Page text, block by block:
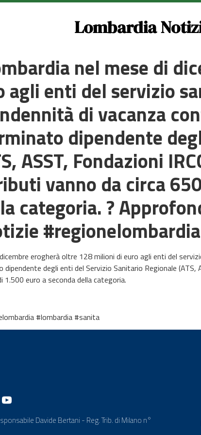
Lombardia
nel mese di
agli enti del servizio
di vacanza
dipendente
ASST, Fondazioni
vanno da circa
categoria. ?
erogherà oltre 128 milioni di euro agli enti del
degli enti del Servizio Sanitario Regionale (ATS,
euro a seconda della categoria.
#lombardia #sanita
Davide Bertani - Reg. Trib. di Milano n°